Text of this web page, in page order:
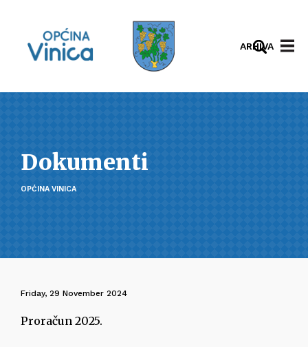
ARHIVA
Dokumenti
OPĆINA VINICA
Friday, 29 November 2024
Proračun 2025.